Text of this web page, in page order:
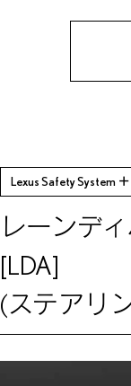
Lexus Safety System ＋
レーンデ
[LDA]
(ステアリ